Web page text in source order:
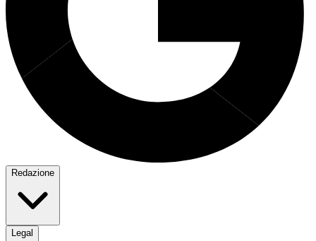
Redazione
Legal